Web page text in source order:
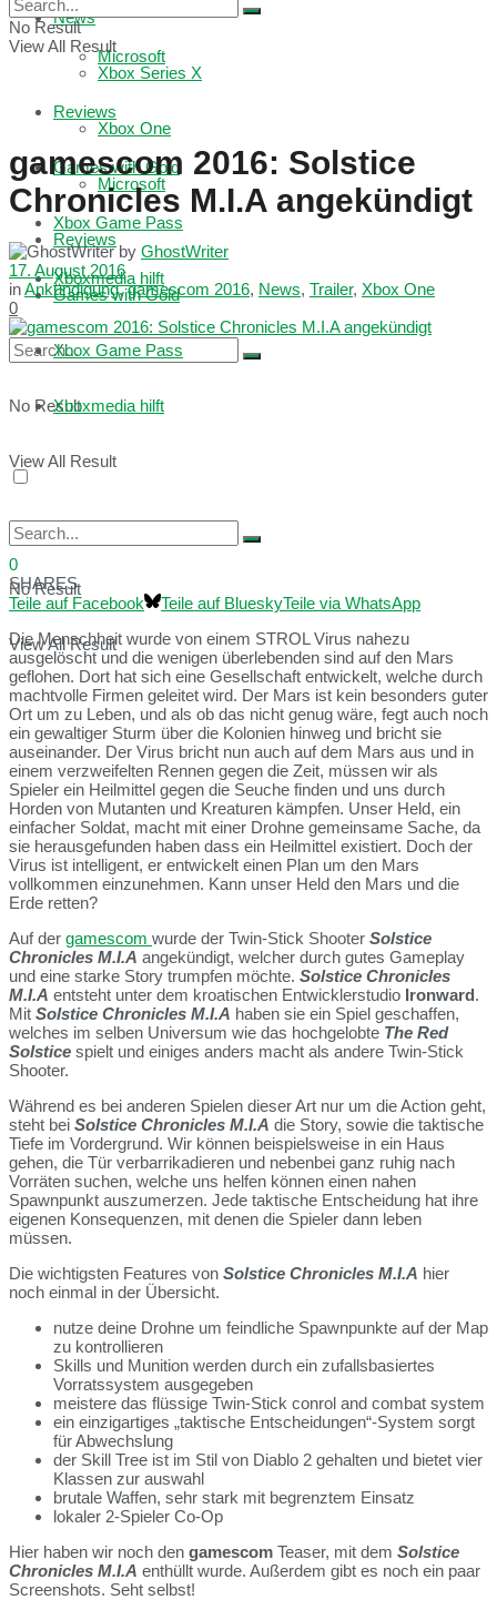
Microsoft
Reviews
Games with Gold
Xbox Game Pass
Xboxmedia hilft
No Result
View All Result
News
Xbox Series X
Xbox One
Microsoft
Reviews
Games with Gold
Xbox Game Pass
Xboxmedia hilft
No Result
View All Result
No Result
View All Result
gamescom 2016: Solstice
Chronicles M.I.A angekündigt
by GhostWriter
17. August 2016
inAnkündigung,gamescom 2016, News, Trailer, Xbox One
0
0
SHARES
Teile auf Facebook
Teile auf BlueskyTeile via WhatsApp
Die Menschheit wurde von einem STROL Virus nahezu
ausgelöscht und die wenigen überlebenden sind auf den Mars
geflohen. Dort hat sich eine Gesellschaft entwickelt, welche durch
machtvolle Firmen geleitet wird. Der Mars ist kein besonders guter
Ort um zu Leben, und als ob das nicht genug wäre, fegt auch noch
ein gewaltiger Sturm über die Kolonien hinweg und bricht sie
auseinander. Der Virus bricht nun auch auf dem Mars aus und in
einem verzweifelten Rennen gegen die Zeit, müssen wir als
Spieler ein Heilmittel gegen die Seuche finden und uns durch
Horden von Mutanten und Kreaturen kämpfen. Unser Held, ein
einfacher Soldat, macht mit einer Drohne gemeinsame Sache, da
sie herausgefunden haben dass ein Heilmittel existiert. Doch der
Virus ist intelligent, er entwickelt einen Plan um den Mars
vollkommen einzunehmen. Kann unser Held den Mars und die
Erde retten?
Auf der gamescom wurde der Twin-Stick Shooter Solstice
Chronicles M.I.A angekündigt, welcher durch gutes Gameplay
und eine starke Story trumpfen möchte. Solstice Chronicles
M.I.A entsteht unter dem kroatischen Entwicklerstudio Ironward.
Mit Solstice Chronicles M.I.A haben sie ein Spiel geschaffen,
welches im selben Universum wie das hochgelobte The Red
Solstice spielt und einiges anders macht als andere Twin-Stick
Shooter.
Während es bei anderen Spielen dieser Art nur um die Action geht,
steht bei Solstice Chronicles M.I.A die Story, sowie die taktische
Tiefe im Vordergrund. Wir können beispielsweise in ein Haus
gehen, die Tür verbarrikadieren und nebenbei ganz ruhig nach
Vorräten suchen, welche uns helfen können einen nahen
Spawnpunkt auszumerzen. Jede taktische Entscheidung hat ihre
eigenen Konsequenzen, mit denen die Spieler dann leben
müssen.
Die wichtigsten Features von Solstice Chronicles M.I.A hier
noch einmal in der Übersicht.
nutze deine Drohne um feindliche Spawnpunkte auf der Map
zu kontrollieren
Skills und Munition werden durch ein zufallsbasiertes
Vorratssystem ausgegeben
meistere das flüssige Twin-Stick conrol and combat system
ein einzigartiges „taktische Entscheidungen“-System sorgt
für Abwechslung
der Skill Tree ist im Stil von Diablo 2 gehalten und bietet vier
Klassen zur auswahl
brutale Waffen, sehr stark mit begrenztem Einsatz
lokaler 2-Spieler Co-Op
Hier haben wir noch den gamescom Teaser, mit dem Solstice
Chronicles M.I.A enthüllt wurde. Außerdem gibt es noch ein paar
Screenshots. Seht selbst!